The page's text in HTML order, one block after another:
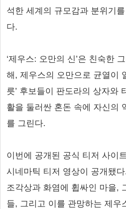
석한 세계의 규모감과 분위기
다.
‘제우스: 오만의 신’은 친숙한
해, 제우스의 오만으로 균열이
릇’ 후보들이 판도라의 상자와
활을 둘러싼 혼돈 속에 자신의
를 그린다.
이번에 공개된 공식 티저 사이
시네마틱 티저 영상이 공개됐
조각상과 화염에 휩싸인 마을,
들, 그리고 이를 관망하는 제우